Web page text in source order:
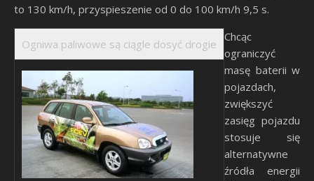
to 130 km/h, przyspieszenie od 0 do 100 km/h 9,5 s.
Ogniwa paliwowe są ciągle dosyć drogie
Chcąc
ograniczyć
masę baterii w
pojazdach,
zwiększyć
zasięg pojazdu
stosuje się
alternatywne
źródła energii